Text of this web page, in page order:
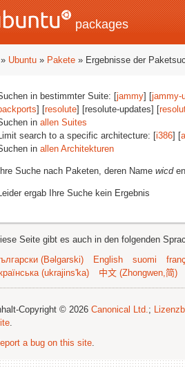
packages
» Ubuntu » Pakete » Ergebnisse der
in bestimmter Suite: [jammy] [jammy-
] [resolute] [resolute-updates] [
in allen Suites
search to a specific architecture: [i386] [
in allen Architekturen
Ihre Suche nach Paketen, deren Name wicd
ergab Ihre Suche kein Ergebnis
Seite gibt es auch in den folgenden
(Bəlgarski)
English suomi
(ukrajins'ka)
中文 (Zhongwen,简)
Copyright © 2026 Canonical Ltd.;
.
a bug on this site.